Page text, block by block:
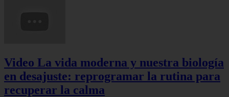
Video La vida moderna y nuestra biología
en desajuste: reprogramar la rutina para
recuperar la calma